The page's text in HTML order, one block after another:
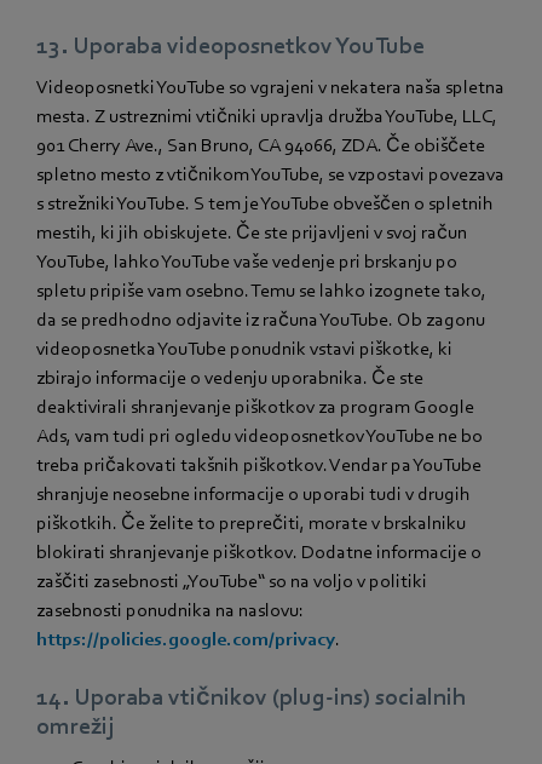
13. Uporaba videoposnetkov YouTube
Videoposnetki YouTube so vgrajeni v nekatera naša spletna
mesta. Z ustreznimi vtičniki upravlja družba YouTube, LLC,
901 Cherry Ave., San Bruno, CA 94066, ZDA. Če obiščete
spletno mesto z vtičnikom YouTube, se vzpostavi povezava
s strežniki YouTube. S tem je YouTube obveščen o spletnih
mestih, ki jih obiskujete. Če ste prijavljeni v svoj račun
YouTube, lahko YouTube vaše vedenje pri brskanju po
spletu pripiše vam osebno. Temu se lahko izognete tako,
da se predhodno odjavite iz računa YouTube. Ob zagonu
videoposnetka YouTube ponudnik vstavi piškotke, ki
zbirajo informacije o vedenju uporabnika. Če ste
deaktivirali shranjevanje piškotkov za program Google
Ads, vam tudi pri ogledu videoposnetkov YouTube ne bo
treba pričakovati takšnih piškotkov. Vendar pa YouTube
shranjuje neosebne informacije o uporabi tudi v drugih
piškotkih. Če želite to preprečiti, morate v brskalniku
blokirati shranjevanje piškotkov. Dodatne informacije o
zaščiti zasebnosti „YouTube“ so na voljo v politiki
zasebnosti ponudnika na naslovu:
https://policies.google.com/privacy.
14. Uporaba vtičnikov (plug-ins) socialnih
omrežij